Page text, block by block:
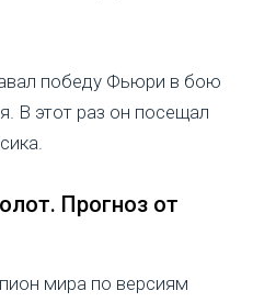
победу Фьюри в бою
В этот раз он посещал
Прогноз от
мира по версиям